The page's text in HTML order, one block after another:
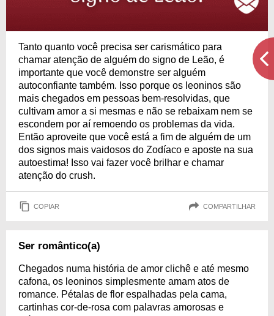
Tanto quanto você precisa ser carismático para
chamar atenção de alguém do signo de Leão, é
importante que você demonstre ser alguém
autoconfiante também. Isso porque os leoninos são
mais chegados em pessoas bem-resolvidas, que
cultivam amor a si mesmas e não se rebaixam nem se
escondem por aí remoendo os problemas da vida.
Então aproveite que você está a fim de alguém de um
dos signos mais vaidosos do Zodíaco e aposte na sua
autoestima! Isso vai fazer você brilhar e chamar
atenção do crush.
COPIAR COMPARTILHAR
Ser romântico(a)
Chegados numa história de amor clichê e até mesmo
cafona, os leoninos simplesmente amam atos de
romance. Pétalas de flor espalhadas pela cama,
cartinhas cor-de-rosa com palavras amorosas e